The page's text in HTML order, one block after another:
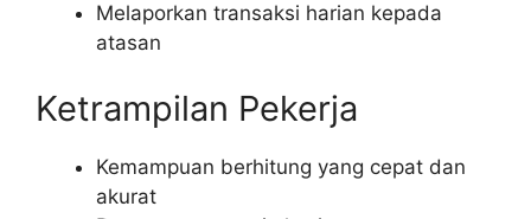
Melaporkan transaksi harian kepada
atasan
Ketrampilan Pekerja
Kemampuan berhitung yang cepat dan
akurat